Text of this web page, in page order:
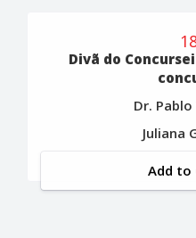
Divã do
Dr.
Juliana
Add to